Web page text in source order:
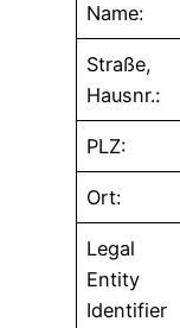
Name:
Straße,
Hausnr.:
PLZ:
Ort:
Legal
Entity
Identifier